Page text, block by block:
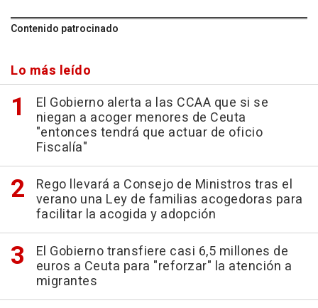
Contenido patrocinado
Lo más leído
El Gobierno alerta a las CCAA que si se
niegan a acoger menores de Ceuta
"entonces tendrá que actuar de oficio
Fiscalía"
Rego llevará a Consejo de Ministros tras el
verano una Ley de familias acogedoras para
facilitar la acogida y adopción
El Gobierno transfiere casi 6,5 millones de
euros a Ceuta para "reforzar" la atención a
migrantes